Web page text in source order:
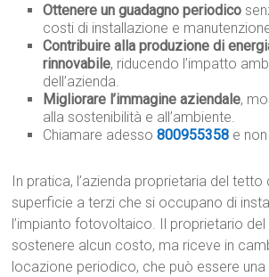
Ottenere un guadagno periodico
costi di installazione e
Contribuire alla produzione di
rinnovabile, riducendo l’impatto
dell’azienda.
Migliorare l’immagine aziendale,
alla sostenibilità e all’ambiente.
Chiamare adesso800955358 e
In pratica, l’azienda proprietaria del
superficie a terzi che si occupano di
l’impianto fotovoltaico. Il proprietario
sostenere alcun costo, ma riceve in
locazione periodico, che può essere